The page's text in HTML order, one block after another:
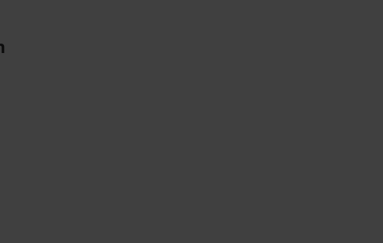
én zomer is dus altijd mogelijk, met